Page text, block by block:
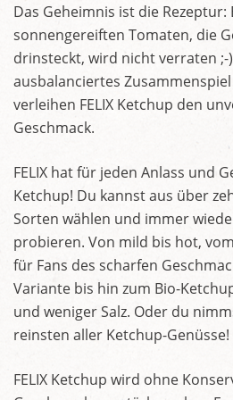
Das Geheimnis ist die Rezeptur:
sonnengereiften Tomaten, die
drinsteckt, wird nicht verraten ;-
ausbalanciertes
verleihen FELIX Ketchup den
Geschmack.
FELIX hat für jeden Anlass und
Ketchup! Du kannst aus über
Sorten wählen und immer
probieren. Von mild bis hot,
für Fans des scharfen
Variante bis hin zum Bio-
und weniger Salz. Oder du
reinsten aller Ketchup-Genüsse!
FELIX Ketchup wird ohne